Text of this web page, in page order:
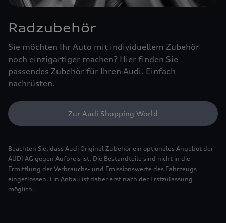
Radzubehör
Sie möchten Ihr Auto mit individuellem Zubehör
noch einzigartiger machen? Hier finden Sie
passendes Zubehör für Ihren Audi. Einfach
nachrüsten.
Zur Audi Shopping World
Beachten Sie, dass Audi Original Zubehör ein optionales Angebot der
AUDI AG gegen Aufpreis ist. Die Bestandteile sind nicht in die
Ermittlung der Verbrauchs- und Emissionswerte des Fahrzeugs
eingeflossen. Ein Anbau ist daher erst nach der Erstzulassung
möglich.